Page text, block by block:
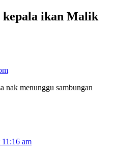
ikan Malik
nak menunggu sambungan
am